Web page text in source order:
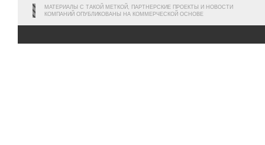
МАТЕРИАЛЫ С ТАКОЙ МЕТКОЙ, ПАРТНЕРСКИЕ ПРОЕКТЫ И НОВОСТИ
КОМПАНИЙ ОПУБЛИКОВАНЫ НА КОММЕРЧЕСКОЙ ОСНОВЕ